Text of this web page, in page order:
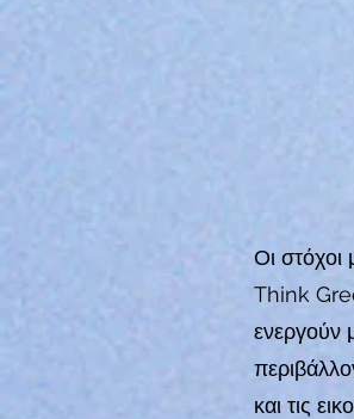
Οι στόχοι
Think
ενεργούν
και τις